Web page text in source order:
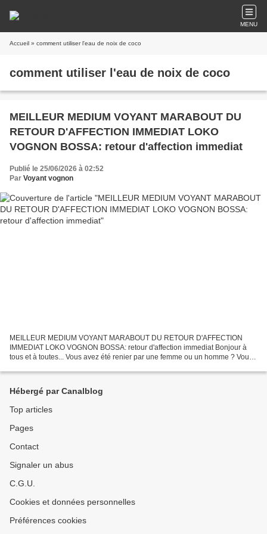
MENU
Accueil » comment utiliser l'eau de noix de coco
comment utiliser l'eau de noix de coco
MEILLEUR MEDIUM VOYANT MARABOUT DU
RETOUR D'AFFECTION IMMEDIAT LOKO
VOGNON BOSSA: retour d'affection immediat
Publié le 25/06/2026 à 02:52
Par Voyant vognon
MEILLEUR MEDIUM VOYANT MARABOUT DU RETOUR D'AFFECTION
IMMEDIAT LOKO VOGNON BOSSA: retour d'affection immediat Bonjour à
tous et à toutes... Vous avez été renier par une femme ou un homme ? Vous
Hébergé par Canalblog
Top articles
Pages
Contact
Signaler un abus
C.G.U.
Cookies et données personnelles
Préférences cookies